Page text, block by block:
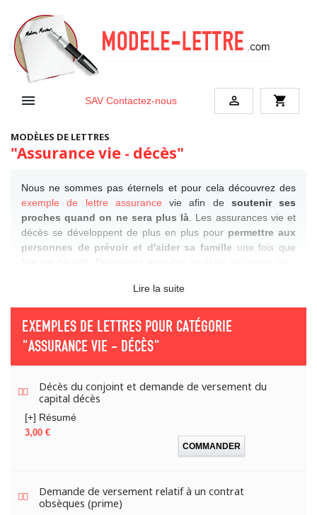
 SAV Contactez-nous  shopping_cart
MODÈLES DE LETTRES
"Assurance vie - décès"
Nous ne sommes pas éternels et pour cela découvrez des
exemple de lettre assurance vie afin de soutenir ses
proches quand on ne sera plus là . Les assurances vie et
décès se développent de plus en plus pour permettre aux
personnes de prévoir et d'aider sa famille une fois que
Lire la suite
EXEMPLES DE LETTRES POUR CATÉGORIE
"ASSURANCE VIE - DÉCÈS"
Décès du conjoint et demande de versement du
capital décès
[+] Résumé
Prix
3,00 €
COMMANDER
Demande de versement relatif à un contrat
obsèques (prime)